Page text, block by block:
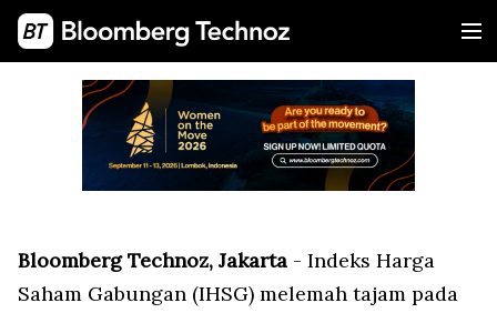
Bloomberg Technoz, Jakarta - Indeks Harga
Saham Gabungan (IHSG) melemah tajam pada